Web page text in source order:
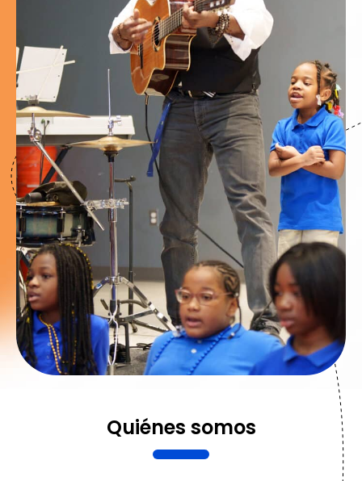
Quiénes somos